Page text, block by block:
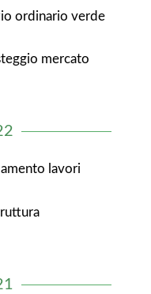
ordinario verde
mercato
lavori